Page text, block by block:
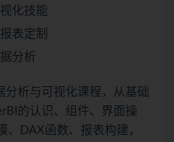
化技能
表定制
分析
分析与可视化课程，从基础
的认识、组件、界面操
、DAX函数、报表构建，